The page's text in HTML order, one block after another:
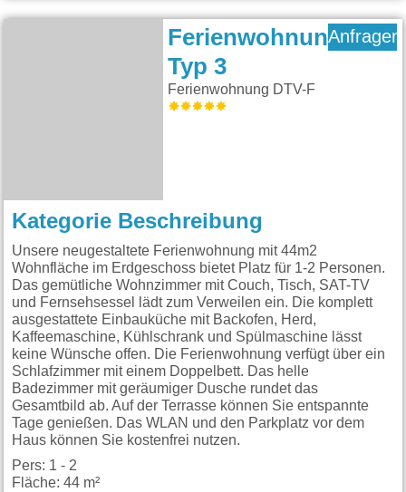
Ferienwohnung
Typ 3
Ferienwohnung DTV-F
Anfragen
Kategorie Beschreibung
Unsere neugestaltete Ferienwohnung mit 44m2
Wohnfläche im Erdgeschoss bietet Platz für 1-2 Personen.
Das gemütliche Wohnzimmer mit Couch, Tisch, SAT-TV
und Fernsehsessel lädt zum Verweilen ein. Die komplett
ausgestattete Einbauküche mit Backofen, Herd,
Kaffeemaschine, Kühlschrank und Spülmaschine lässt
keine Wünsche offen. Die Ferienwohnung verfügt über ein
Schlafzimmer mit einem Doppelbett. Das helle
Badezimmer mit geräumiger Dusche rundet das
Gesamtbild ab. Auf der Terrasse können Sie entspannte
Tage genießen. Das WLAN und den Parkplatz vor dem
Haus können Sie kostenfrei nutzen.
Pers: 1 - 2
Fläche: 44 m²